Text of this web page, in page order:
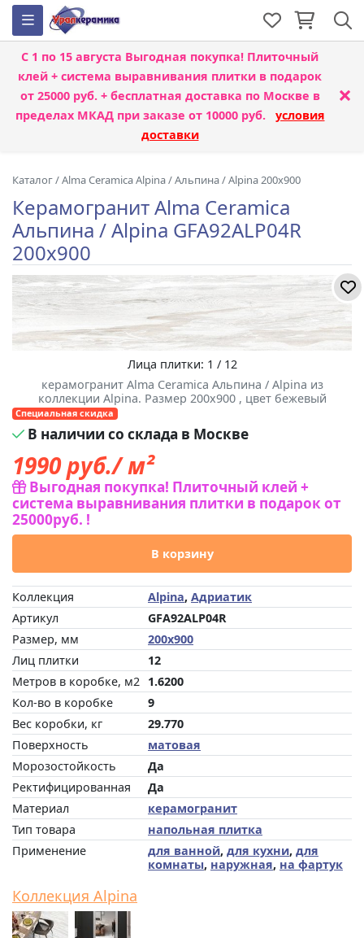
С 1 по 15 августа Выгодная покупка! Плиточный
клей + система выравнивания плитки в подарок
от 25000 руб. + бесплатная доставка по Москве в
пределах МКАД при заказе от 10000 руб. условия
доставки
×
Каталог/Alma Ceramica Alpina/Альпина / Alpina 200x900
Керамогранит Alma Ceramica
Альпина / Alpina GFA92ALP04R
200x900
Лица плитки: 1 / 12
керамогранит Alma Ceramica Альпина / Alpina из
коллекции Alpina. Размер 200x900 , цвет бежевый
Специальная скидка
В наличии со склада в Москве
1990руб./ м²
Выгодная покупка! Плиточный клей +
система выравнивания плитки в подарок от
25000руб. !
В корзину
Коллекция Alpina, Адриатик
Артикул
GFA92ALP04R
Размер, мм
200x900
Лиц плитки
12
Метров в коробке, м2 1.6200
Кол-во в коробке
9
Вес коробки, кг
29.770
Поверхность
матовая
Морозостойкость
Да
Ректифицированная
Да
Материал
керамогранит
Тип товара
напольная плитка
Применение
для ванной, для кухни, для
комнаты, наружная, на фартук
Коллекция Alpina